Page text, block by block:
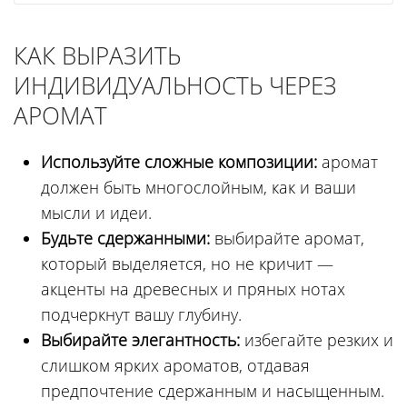
КАК ВЫРАЗИТЬ
ИНДИВИДУАЛЬНОСТЬ ЧЕРЕЗ
АРОМАТ
Используйте сложные композиции: аромат
должен быть многослойным, как и ваши
мысли и идеи.
Будьте сдержанными: выбирайте аромат,
который выделяется, но не кричит —
акценты на древесных и пряных нотах
подчеркнут вашу глубину.
Выбирайте элегантность: избегайте резких и
слишком ярких ароматов, отдавая
предпочтение сдержанным и насыщенным.